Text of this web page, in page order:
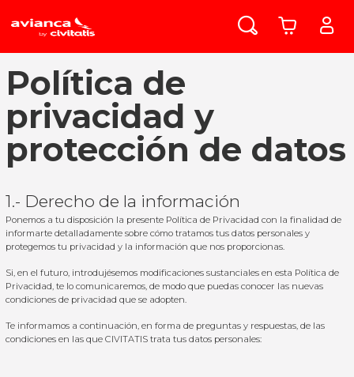
Política de
privacidad y
protección de datos
1.- Derecho de la información
Ponemos a tu disposición la presente Política de Privacidad con la finalidad de
informarte detalladamente sobre cómo tratamos tus datos personales y
protegemos tu privacidad y la información que nos proporcionas.
Si, en el futuro, introdujésemos modificaciones sustanciales en esta Política de
Privacidad, te lo comunicaremos, de modo que puedas conocer las nuevas
condiciones de privacidad que se adopten.
Te informamos a continuación, en forma de preguntas y respuestas, de las
condiciones en las que CIVITATIS trata tus datos personales: